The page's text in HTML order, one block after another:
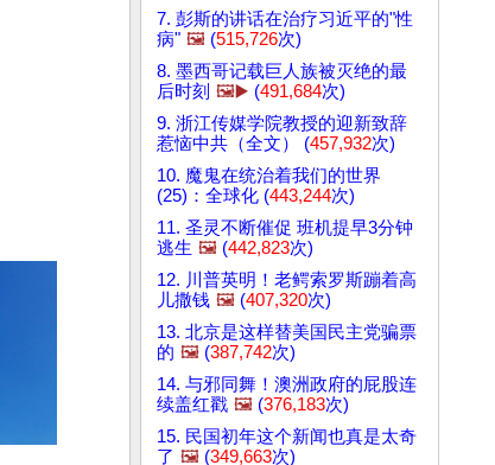
7. 彭斯的讲话在治疗习近平的"性
病" 🖼️ (515,726次)
8. 墨西哥记载巨人族被灭绝的最
后时刻 🖼️▶️ (491,684次)
9. 浙江传媒学院教授的迎新致辞
惹恼中共（全文） (457,932次)
10. 魔鬼在统治着我们的世界
(25)：全球化 (443,244次)
11. 圣灵不断催促 班机提早3分钟
逃生 🖼️ (442,823次)
12. 川普英明！老鳄索罗斯蹦着高
儿撒钱 🖼️ (407,320次)
13. 北京是这样替美国民主党骗票
的 🖼️ (387,742次)
14. 与邪同舞！澳洲政府的屁股连
续盖红戳 🖼️ (376,183次)
15. 民国初年这个新闻也真是太奇
了 🖼️ (349,663次)